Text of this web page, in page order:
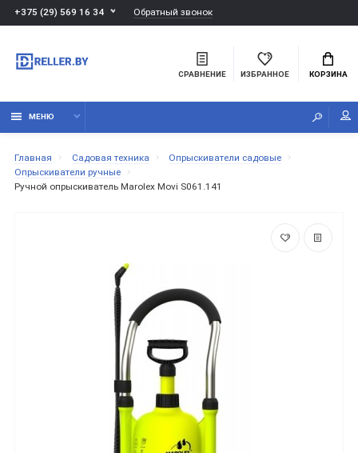
+375 (29) 569 16 34 Обратный звонок
СРАВНЕНИЕ ИЗБРАННОЕ КОРЗИНА
МЕНЮ
Главная Садовая техника
Опрыскиватели садовые
Опрыскиватели ручные
Ручной опрыскиватель Marolex Movi S061.141